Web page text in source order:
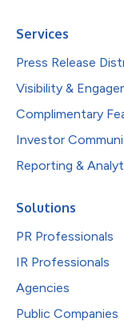
Services
Press Release
Visibility &
Complimentary
Investor
Reporting &
Solutions
PR Professionals
IR Professionals
Agencies
Public Companies